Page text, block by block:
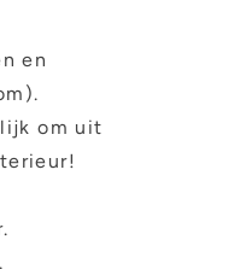
en
om uit